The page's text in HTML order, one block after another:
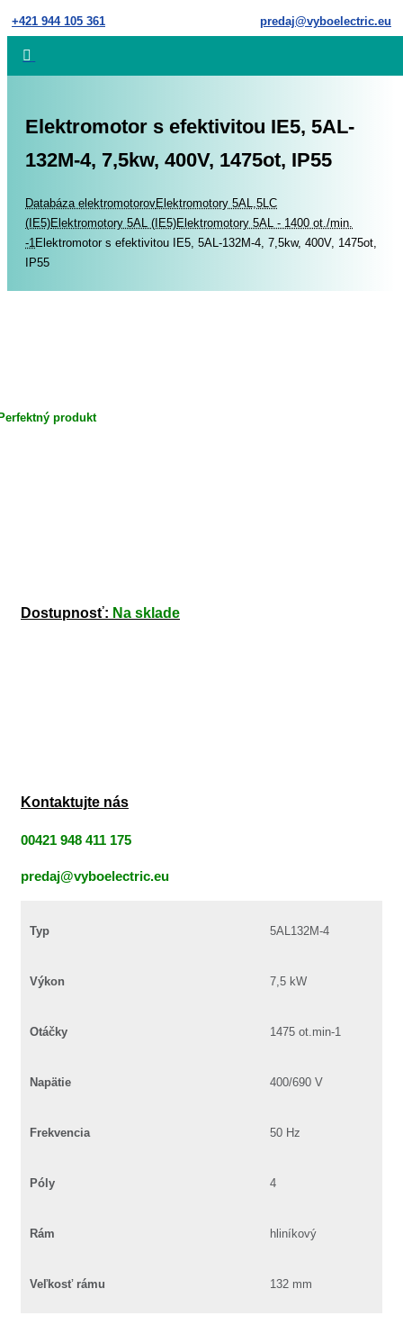
Skip
to
+421 944 105 361 predaj@vyboelectric.eu
Elektromotor s efektivitou IE5, 5AL-
132M-4, 7,5kw, 400V, 1475ot, IP55
Home
Databáza elektromotorovElektromotory 5AL,5LC
(IE5)Elektromotory 5AL (IE5)Elektromotory 5AL - 1400 ot./min.
-1 Elektromotor s efektivitou IE5, 5AL-132M-4, 7,5kw, 400V, 1475ot,
IP55
produkt
Dostupnosť: Na sklade
Kontaktujte nás
00421 948 411 175
predaj@vyboelectric.eu
Typ 5AL132M-4
Výkon 7,5 kW
Otáčky 1475 ot.min-1
Napätie 400/690 V
Frekvencia 50 Hz
Póly 4
Rám hliníkový
Veľkosť rámu 132 mm